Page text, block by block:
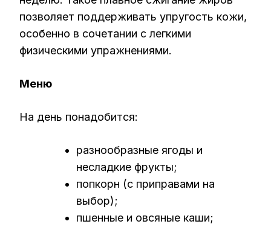
позволяет поддерживать упругость кожи,
особенно в сочетании с легкими
физическими упражнениями.
Меню
На день понадобится:
разнообразные ягоды и
несладкие фрукты;
попкорн (с приправами на
выбор);
пшенные и овсяные каши;